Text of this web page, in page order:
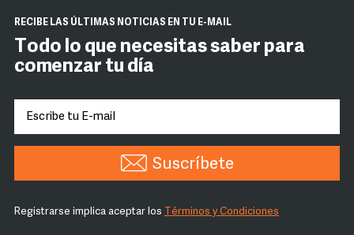
RECIBE LAS ÚLTIMAS NOTICIAS EN TU E-MAIL
Todo lo que necesitas saber para
comenzar tu día
Suscríbete
Registrarse implica aceptar los Términos y Condiciones